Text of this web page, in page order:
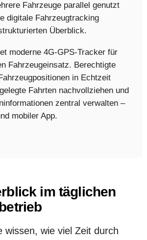
Fahrzeuge parallel genutzt
digitale Fahrzeugtracking
Überblick.
moderne 4G-GPS-Tracker für
Fahrzeugeinsatz. Berechtigte
in Echtzeit
Fahrten nachvollziehen und
zentral verwalten –
mobiler App.
im täglichen
wissen, wie viel Zeit durch